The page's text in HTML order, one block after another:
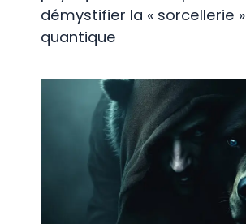
démystifier la « sorcellerie »
quantique